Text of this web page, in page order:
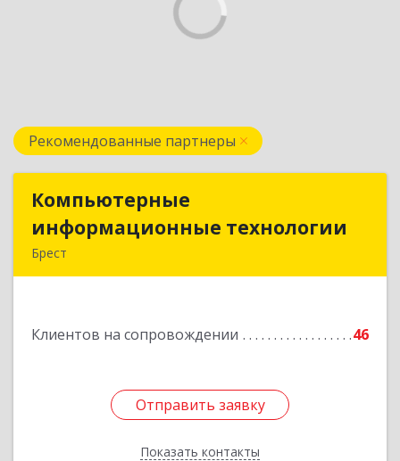
Рекомендованные партнеры
Компьютерные
информационные технологии
Брест
Клиентов на сопровождении 46
Отправить заявку
Показать контакты
информационные технологии
Отправить заявку
Назад